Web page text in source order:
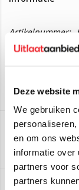
Deze website
We gebruiken
en om ons
informatie over
partners voor
partners
Artikelnummer:
Levertijd:
Roetfilter
2H6254500X
Deze roetfilter is
Volkswagen
->)
Volkswagen
->)
Aan verlanglijst